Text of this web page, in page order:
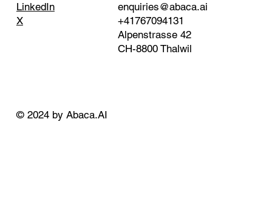
LinkedIn
X
enquiries@abaca.ai
+41767094131
Alpenstrasse 42
CH-8800 Thalwil
© 2024 by Abaca.AI